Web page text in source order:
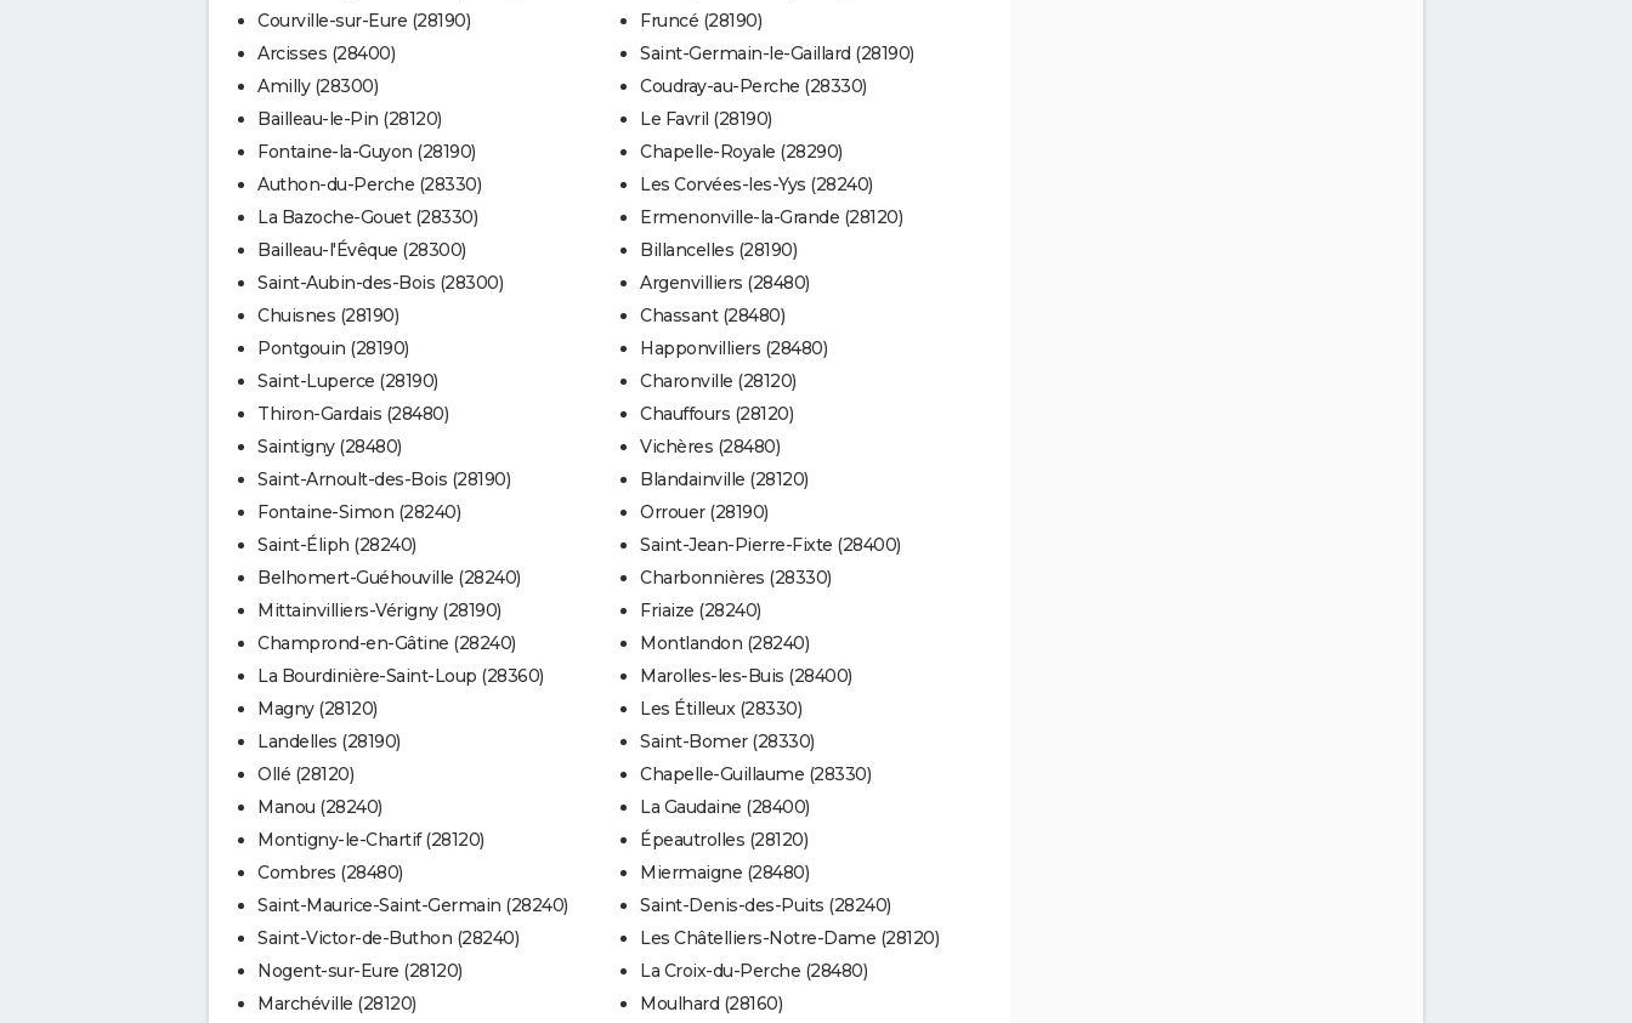
Courville-sur-Eure (28190)
Arcisses (28400)
Amilly (28300)
Bailleau-le-Pin (28120)
Fontaine-la-Guyon (28190)
Authon-du-Perche (28330)
La Bazoche-Gouet (28330)
Bailleau-l'Évêque (28300)
Saint-Aubin-des-Bois (28300)
Chuisnes (28190)
Pontgouin (28190)
Saint-Luperce (28190)
Thiron-Gardais (28480)
Saintigny (28480)
Saint-Arnoult-des-Bois (28190)
Fontaine-Simon (28240)
Saint-Éliph (28240)
Belhomert-Guéhouville (28240)
Mittainvilliers-Vérigny (28190)
Champrond-en-Gâtine (28240)
La Bourdinière-Saint-Loup (28360)
Magny (28120)
Landelles (28190)
Ollé (28120)
Manou (28240)
Montigny-le-Chartif (28120)
Combres (28480)
Saint-Maurice-Saint-Germain (28240)
Saint-Victor-de-Buthon (28240)
Nogent-sur-Eure (28120)
Marchéville (28120)
Fruncé (28190)
Saint-Germain-le-Gaillard (28190)
Coudray-au-Perche (28330)
Le Favril (28190)
Chapelle-Royale (28290)
Les Corvées-les-Yys (28240)
Ermenonville-la-Grande (28120)
Billancelles (28190)
Argenvilliers (28480)
Chassant (28480)
Happonvilliers (28480)
Charonville (28120)
Chauffours (28120)
Vichères (28480)
Blandainville (28120)
Orrouer (28190)
Saint-Jean-Pierre-Fixte (28400)
Charbonnières (28330)
Friaize (28240)
Montlandon (28240)
Marolles-les-Buis (28400)
Les Étilleux (28330)
Saint-Bomer (28330)
Chapelle-Guillaume (28330)
La Gaudaine (28400)
Épeautrolles (28120)
Miermaigne (28480)
Saint-Denis-des-Puits (28240)
Les Châtelliers-Notre-Dame (28120)
La Croix-du-Perche (28480)
Moulhard (28160)